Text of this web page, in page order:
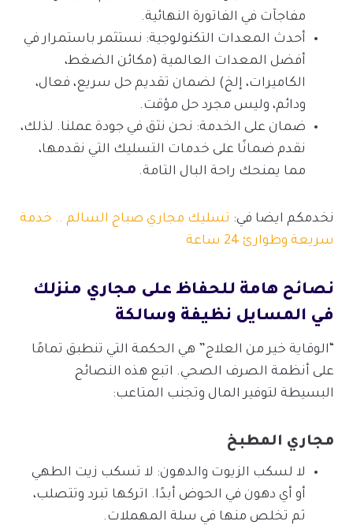
مفاجآت في الفاتورة النهائية.
أحدث المعدات التكنولوجية: نستثمر باستمرار في
أفضل المعدات العالمية (مكائن الضغط،
الكاميرات، إلخ) لضمان تقديم حل سريع، فعال،
ودائم، وليس مجرد حل مؤقت.
ضمان على الخدمة: نحن نثق في جودة عملنا. لذلك،
نقدم ضمانًا على خدمات التسليك التي نقدمها،
مما يمنحك راحة البال التامة.
نخدمكم ايضا في: تسليك مجاري صباح السالم .. خدمة
سريعة وطوارئ 24 ساعة
نصائح هامة للحفاظ على مجاري منزلك
في المسايل نظيفة وسالكة
“الوقاية خير من العلاج” هي الحكمة التي تنطبق تمامًا
على أنظمة الصرف الصحي. اتبع هذه النصائح
البسيطة لتوفير المال وتجنب المتاعب:
مجاري المطبخ
لا لسكب الزيوت والدهون: لا تسكب زيت الطهي
أو أي دهون في الحوض أبدًا. اتركها تبرد وتتصلب،
ثم تخلص منها في سلة المهملات.